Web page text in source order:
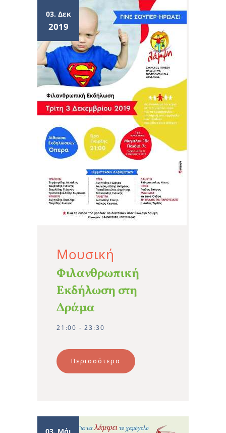
03. Δεκ
2019
Μουσική
Φιλανθρωπική
Εκδήλωση στη
Δράμα
21:00 - 23:30
Περισσότερα
03. Μάι